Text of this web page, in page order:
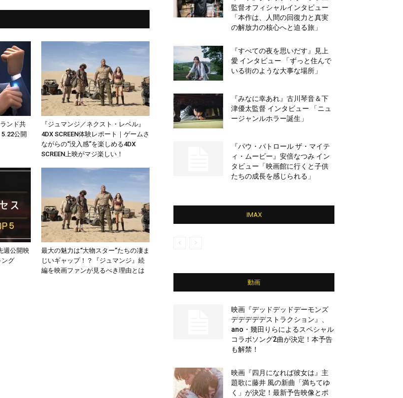
ンド共
公開
『ジュマンジ／ネクスト・レベル』
4DX SCREEN体験レポート｜ゲームさ
ながらの“没入感”を楽しめる4DX
SCREEN上映がマジ楽しい！
週公開映
ング
最大の魅力は“大物スター”たちの凄ま
じいギャップ！？『ジュマンジ』続
編を映画ファンが見るべき理由とは
監督オフィシャルインタビュー
「本作は、人間の回復力と真実
の解放力の核心へと迫る旅」
『すべての夜を思いだす』見上
愛 インタビュー 「ずっと住んで
いる街のような大事な場所」
『みなに幸あれ』古川琴音＆下
津優太監督 インタビュー 「ニュ
ージャンルホラー誕生」
『パウ・パトロール ザ・マイテ
ィ・ムービー』安倍なつみ イン
タビュー「映画館に行くと子供
たちの成長を感じられる」
IMAX
動画
映画『デッドデッドデーモンズ
デデデデデストラクション』、
ano・幾田りらによるスペシャル
コラボソング2曲が決定！本予告
も解禁！
映画『四月になれば彼女は』主
題歌に藤井 風の新曲「満ちてゆ
く」が決定！最新予告映像とポ